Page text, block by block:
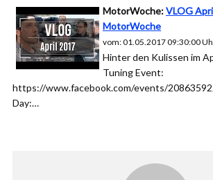
MotorWoche:VLOG
MotorWoche
vom: 01.05.2017 09:30:00
Hinter den Kulissen im
Tuning Event:
https://www.facebook.com/events/
Day:…